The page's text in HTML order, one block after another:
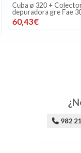
Cuba ø 320 +
depuradora gre Fae
60,43€
982